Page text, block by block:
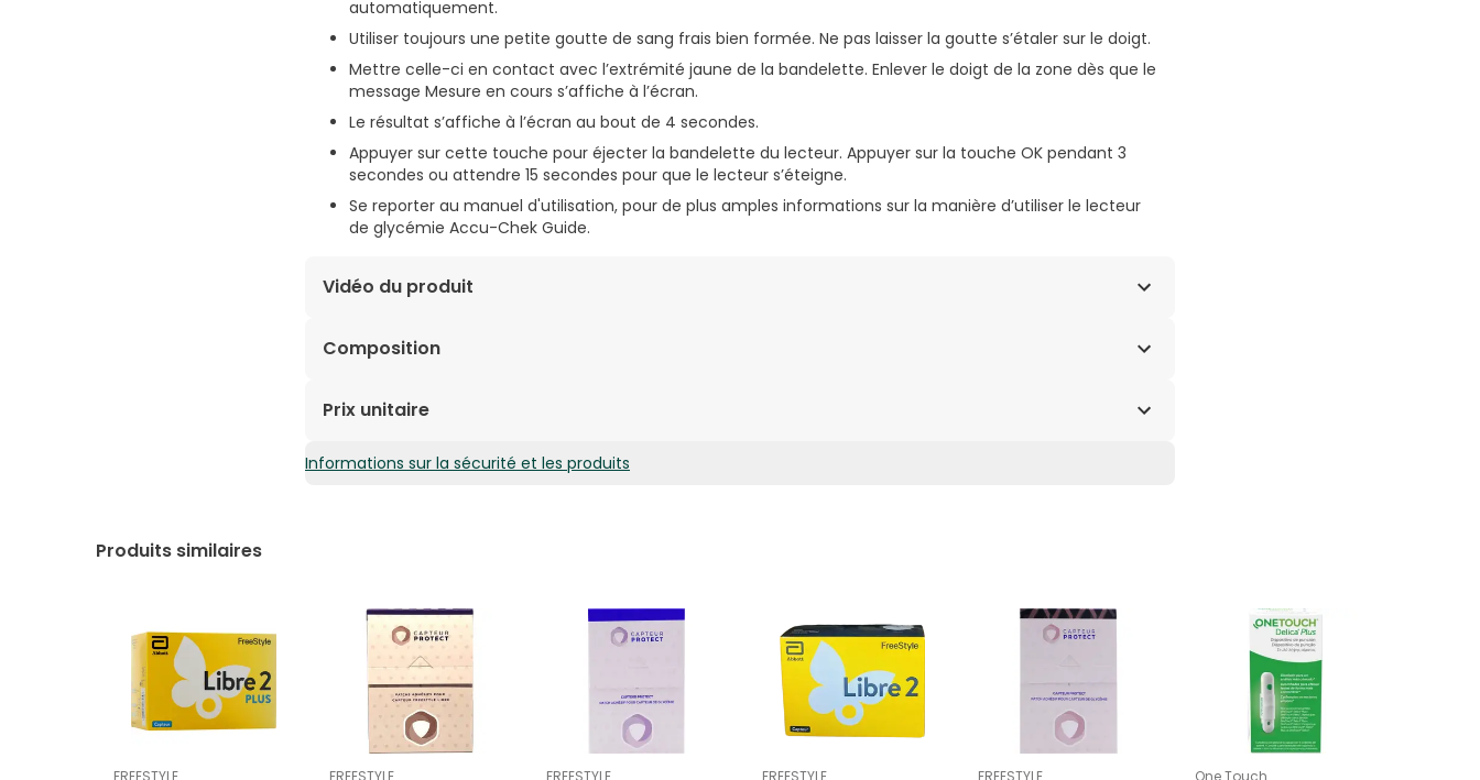
automatiquement.
Utiliser toujours une petite goutte de sang frais bien formée. Ne pas laisser la goutte s’étaler sur le doigt.
Mettre celle-ci en contact avec l’extrémité jaune de la bandelette. Enlever le doigt de la zone dès que le
message Mesure en cours s’affiche à l’écran.
Le résultat s’affiche à l’écran au bout de 4 secondes.
Appuyer sur cette touche pour éjecter la bandelette du lecteur. Appuyer sur la touche OK pendant 3
secondes ou attendre 15 secondes pour que le lecteur s’éteigne.
Se reporter au manuel d'utilisation, pour de plus amples informations sur la manière d’utiliser le lecteur
de glycémie Accu-Chek Guide.
Vidéo du produit
Composition
Prix unitaire
17,19€ / Unités
Informations sur la sécurité et les produits
Produits similaires